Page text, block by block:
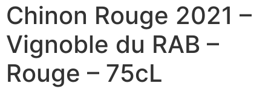
Chinon Rouge 2021 –
Vignoble du RAB –
Rouge – 75cL